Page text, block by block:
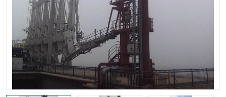
装车鹤管 输油臂
紧急脱离干式接头 火车鹤管
汽车鹤管 顶部鹤管
低温鹤管